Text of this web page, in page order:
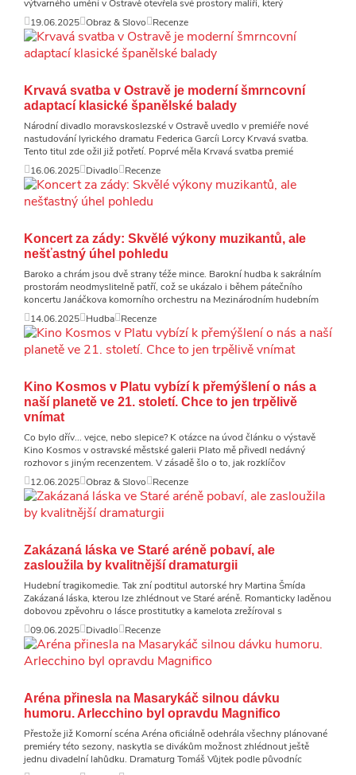
výtvarného umění v Ostravě otevřela své prostory malíři, který
19.06.2025 Obraz & Slovo Recenze
Krvavá svatba v Ostravě je moderní šmrncovní
adaptací klasické španělské balady
Národní divadlo moravskoslezské v Ostravě uvedlo v premiéře nové
nastudování lyrického dramatu Federica Garcíi Lorcy Krvavá svatba.
Tento titul zde ožil již potřetí. Poprvé měla Krvavá svatba premié
16.06.2025 Divadlo Recenze
Koncert za zády: Skvělé výkony muzikantů, ale
nešťastný úhel pohledu
Baroko a chrám jsou dvě strany téže mince. Barokní hudba k sakrálním
prostorám neodmyslitelně patří, což se ukázalo i během pátečního
koncertu Janáčkova komorního orchestru na Mezinárodním hudebním
14.06.2025 Hudba Recenze
Kino Kosmos v Platu vybízí k přemýšlení o nás a
naší planetě ve 21. století. Chce to jen trpělivě
vnímat
Co bylo dřív... vejce, nebo slepice? K otázce na úvod článku o výstavě
Kino Kosmos v ostravské městské galerii Plato mě přivedl nedávný
rozhovor s jiným recenzentem. V zásadě šlo o to, jak rozklíčov
12.06.2025 Obraz & Slovo Recenze
Zakázaná láska ve Staré aréně pobaví, ale
zasloužila by kvalitnější dramaturgii
Hudební tragikomedie. Tak zní podtitul autorské hry Martina Šmída
Zakázaná láska, kterou lze zhlédnout ve Staré aréně. Romanticky laděnou
dobovou zpěvohru o lásce prostitutky a kamelota zrežíroval s
09.06.2025 Divadlo Recenze
Aréna přinesla na Masarykáč silnou dávku
humoru. Arlecchino byl opravdu Magnifico
Přestože již Komorní scéna Aréna oficiálně odehrála všechny plánované
premiéry této sezony, naskytla se divákům možnost zhlédnout ještě
jednu divadelní lahůdku. Dramaturg Tomáš Vůjtek podle původníc